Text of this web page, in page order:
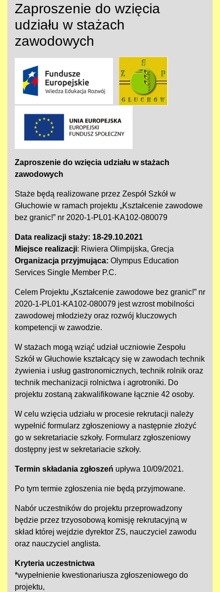
Zaproszenie do wzięcia
udziału w stażach
zawodowych
Zaproszenie do wzięcia udziału w stażach
zawodowych
Staże będą realizowane przez Zespół Szkół w
Głuchowie w ramach projektu „Kształcenie zawodowe
bez granic!” nr 2020-1-PL01-KA102-080079
Data realizacji staży: 18-29.10.2021
Miejsce realizacji: Riwiera Olimpijska, Grecja
Organizacja przyjmująca: Olympus Education
Services Single Member P.C.
Celem Projektu „Kształcenie zawodowe bez granic!” nr
2020-1-PL01-KA102-080079 jest wzrost mobilności
zawodowej młodzieży oraz rozwój kluczowych
kompetencji w zawodzie.
W stażach mogą wziąć udział uczniowie Zespołu
Szkół w Głuchowie kształcący się w zawodach technik
żywienia i usług gastronomicznych, technik rolnik oraz
technik mechanizacji rolnictwa i agrotroniki. Do
projektu zostaną zakwalifikowane łącznie 42 osoby.
W celu wzięcia udziału w procesie rekrutacji należy
wypełnić formularz zgłoszeniowy a następnie złożyć
go w sekretariacie szkoły. Formularz zgłoszeniowy
dostępny jest w sekretariacie szkoły.
Termin składania zgłoszeń upływa 10/09/2021.
Po tym termie zgłoszenia nie będą przyjmowane.
Nabór uczestników do projektu przeprowadzony
będzie przez trzyosobową komisję rekrutacyjną w
skład której wejdzie dyrektor ZS, nauczyciel zawodu
oraz nauczyciel anglista.
Kryteria uczestnictwa
*wypełnienie kwestionariusza zgłoszeniowego do
projektu,